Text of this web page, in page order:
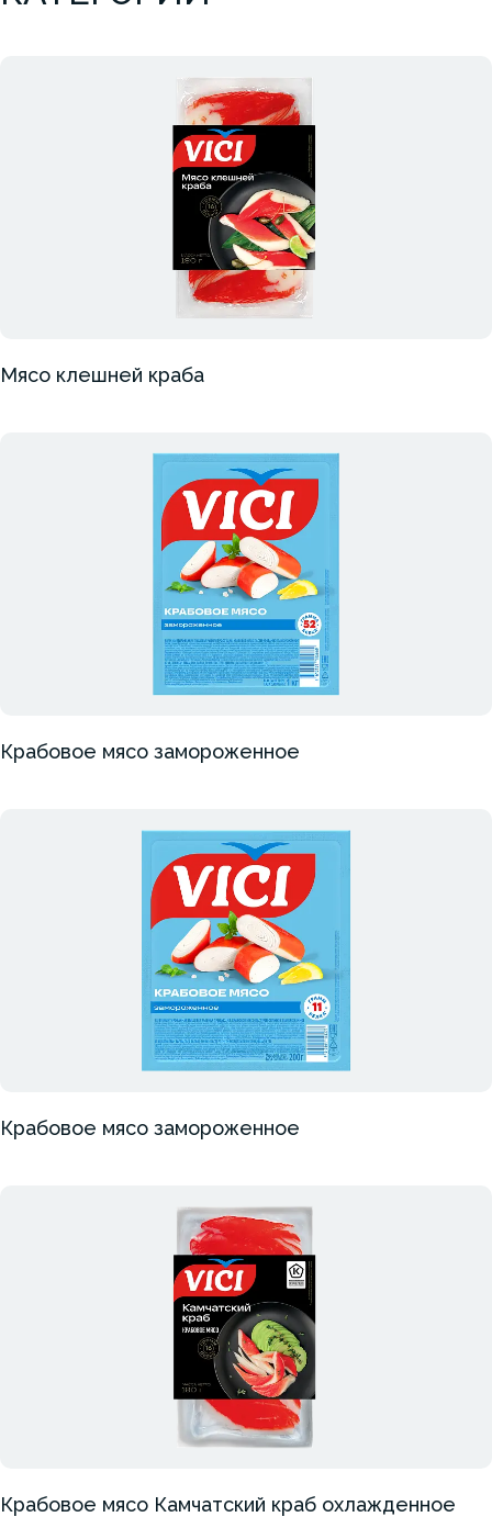
Мясо клешней краба
Крабовое мясо замороженное
Крабовое мясо замороженное
Крабовое мясо Камчатский краб охлажденное